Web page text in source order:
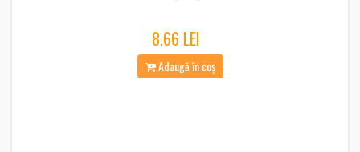
8.66 LEI
Adaugă în coș